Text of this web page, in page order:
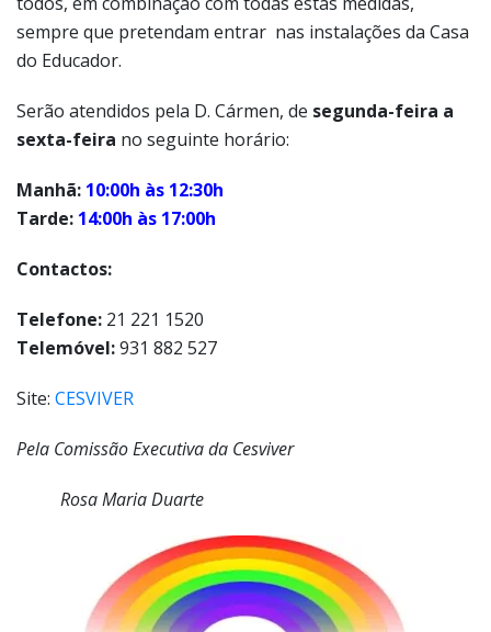
sempre que pretendam entrar nas instalações da Casa
do Educador.
Serão atendidos pela D. Cármen, de segunda-feira a
sexta-feira no seguinte horário:
Manhã: 10:00h às 12:30h
Tarde: 14:00h às 17:00h
Contactos:
Telefone: 21 221 1520
Telemóvel:931 882 527
Site: CESVIVER
Pela Comissão Executiva da Cesviver
Rosa Maria Duarte